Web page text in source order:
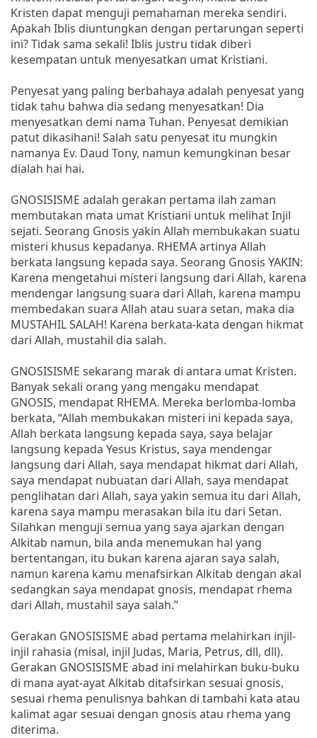
Kristen dapat menguji pemahaman mereka sendiri.
Apakah Iblis diuntungkan dengan pertarungan seperti
ini? Tidak sama sekali! Iblis justru tidak diberi
kesempatan untuk menyesatkan umat Kristiani.
Penyesat yang paling berbahaya adalah penyesat yang
tidak tahu bahwa dia sedang menyesatkan! Dia
menyesatkan demi nama Tuhan. Penyesat demikian
patut dikasihani! Salah satu penyesat itu mungkin
namanya Ev. Daud Tony, namun kemungkinan besar
dialah hai hai.
GNOSISISME adalah gerakan pertama ilah zaman
membutakan mata umat Kristiani untuk melihat Injil
sejati. Seorang Gnosis yakin Allah membukakan suatu
misteri khusus kepadanya. RHEMA artinya Allah
berkata langsung kepada saya. Seorang Gnosis YAKIN:
Karena mengetahui misteri langsung dari Allah, karena
mendengar langsung suara dari Allah, karena mampu
membedakan suara Allah atau suara setan, maka dia
MUSTAHIL SALAH! Karena berkata-kata dengan hikmat
dari Allah, mustahil dia salah.
GNOSISISME sekarang marak di antara umat Kristen.
Banyak sekali orang yang mengaku mendapat
GNOSIS, mendapat RHEMA. Mereka berlomba-lomba
berkata, “Allah membukakan misteri ini kepada saya,
Allah berkata langsung kepada saya, saya belajar
langsung kepada Yesus Kristus, saya mendengar
langsung dari Allah, saya mendapat hikmat dari Allah,
saya mendapat nubuatan dari Allah, saya mendapat
penglihatan dari Allah, saya yakin semua itu dari Allah,
karena saya mampu merasakan bila itu dari Setan.
Silahkan menguji semua yang saya ajarkan dengan
Alkitab namun, bila anda menemukan hal yang
bertentangan, itu bukan karena ajaran saya salah,
namun karena kamu menafsirkan Alkitab dengan akal
sedangkan saya mendapat gnosis, mendapat rhema
dari Allah, mustahil saya salah.”
Gerakan GNOSISISME abad pertama melahirkan injil-
injil rahasia (misal, injil Judas, Maria, Petrus, dll, dll).
Gerakan GNOSISISME abad ini melahirkan buku-buku
di mana ayat-ayat Alkitab ditafsirkan sesuai gnosis,
sesuai rhema penulisnya bahkan di tambahi kata atau
kalimat agar sesuai dengan gnosis atau rhema yang
diterima.